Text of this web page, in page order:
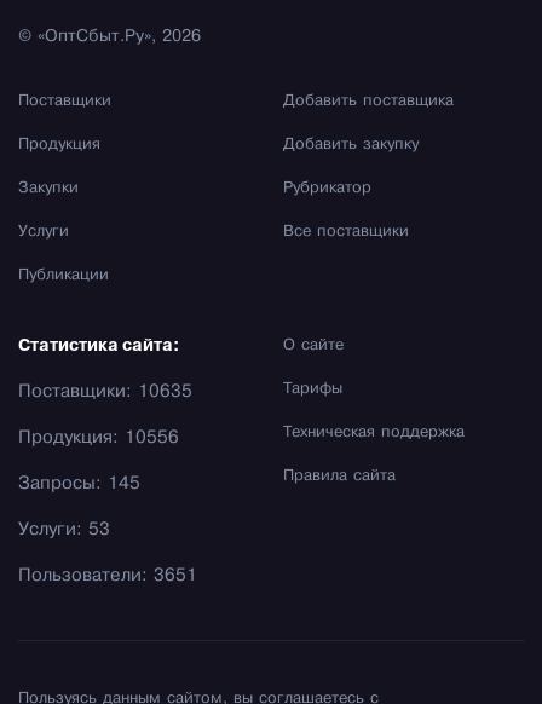
© «ОптСбыт.Ру», 2026
Поставщики
Продукция
Закупки
Услуги
Публикации
Добавить поставщика
Добавить закупку
Рубрикатор
Все поставщики
О сайте
Тарифы
Техническая поддержка
Правила сайта
Статистика сайта:
Поставщики: 10635
Продукция: 10556
Запросы: 145
Услуги: 53
Пользователи: 3651
Пользуясь данным сайтом, вы соглашаетесь с